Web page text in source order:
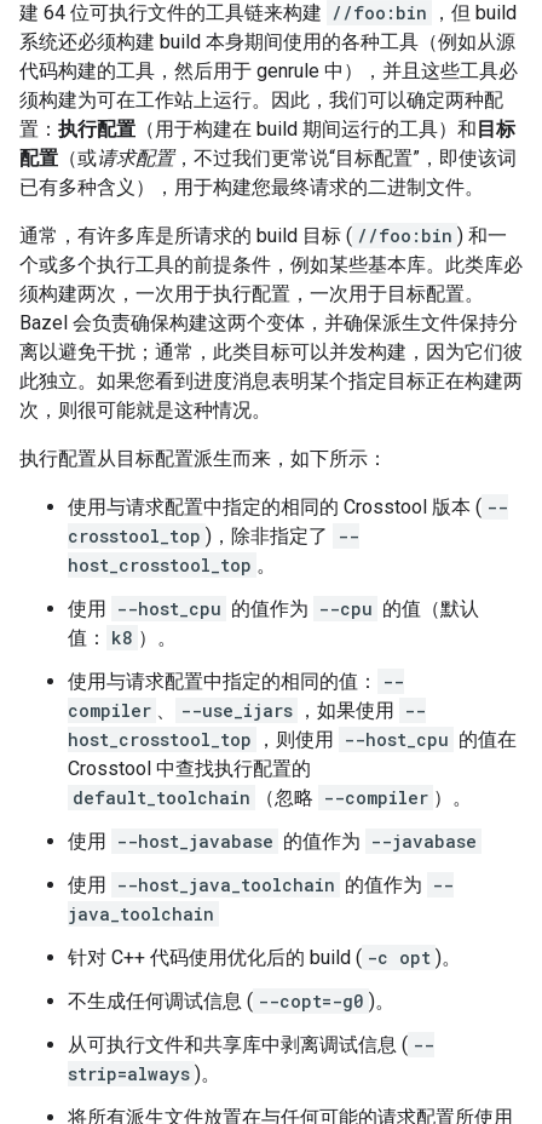
建 64 位可执行文件的工具链来构建 //foo:bin
，但 build
系统还必须构建 build 本身期间使用的各种工具（例如从源
代码构建的工具，然后用于 genrule 中），并且这些工具必
须构建为可在工作站上运行。因此，我们可以确定两种配
置： 执行配置 （用于构建在 build 期间运行的工具）和目标
配置 （或请求配置，不过我们更常说“目标配置”，即使该词
已有多种含义），用于构建您最终请求的二进制文件。
通常，有许多库是所请求的 build 目标 ( //foo:bin ) 和一
个或多个执行工具的前提条件，例如某些基本库。此类库必
须构建两次，一次用于执行配置，一次用于目标配置。
Bazel 会负责确保构建这两个变体，并确保派生文件保持分
离以避免干扰；通常，此类目标可以并发构建，因为它们彼
此独立。如果您看到进度消息表明某个指定目标正在构建两
次，则很可能就是这种情况。
执行配置从目标配置派生而来，如下所示：
使用与请求配置中指定的相同的 Crosstool 版本 ( --
crosstool_top )，除非指定了
--
host_crosstool_top 。
使用 --host_cpu 的值作为 --cpu 的值（默认
值：
k8 ）。
使用与请求配置中指定的相同的值：
--
compiler 、 --use_ijars ，如果使用 --
host_crosstool_top
，则使用 --host_cpu 的值在
Crosstool 中查找执行配置的
default_toolchain
（忽略 --compiler ）。
使用 --host_javabase 的值作为 --javabase
使用 --host_java_toolchain 的值作为 --
java_toolchain
针对 C++ 代码使用优化后的 build ( -c opt )。
不生成任何调试信息 ( --copt=-g0 )。
从可执行文件和共享库中剥离调试信息 ( --
strip=always )。
将所有派生文件放置在与任何可能的请求配置所使用